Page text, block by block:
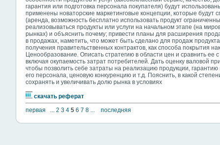
гарантия или подготовка персонала покупателя) будут
применены новаторские маркетинговые концепции, которые будут
(аренда, возможность бесплатно использовать продукт
реализовываться продукты или услуги на начальном этапе (на
рынках) и объяснить почему; привести планы для расширения
в продажах, наметить, что может быть сделано для продаж
получения правительственных контрактов, как способа покрытия
Ценообразование. Описать стратегию в области цен и сравнить ее
включая окупаемость затрат потребителей. Дать оценку валовой
чтобы позволить себе затраты на реализацию продукции,
его персонала, ценовую конкуренцию и т.д. Пояснить, в какой
сохранять и увеличивать долю рынка в условиях
скачать реферат
первая
... 2 3 4 5 6 7 8 ... последняя